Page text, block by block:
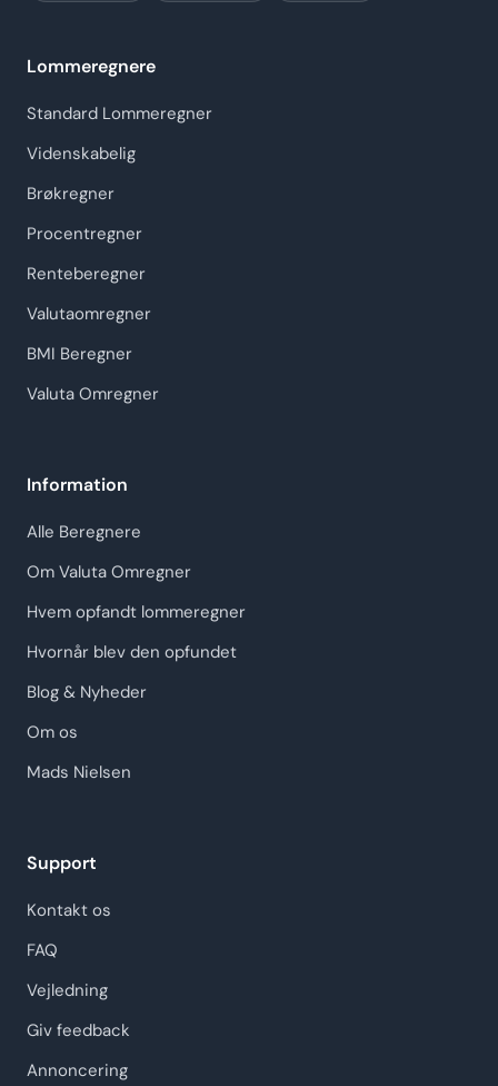
Lommeregnere
Standard Lommeregner
Videnskabelig
Brøkregner
Procentregner
Renteberegner
Valutaomregner
BMI Beregner
Valuta Omregner
Information
Alle Beregnere
Om Valuta Omregner
Hvem opfandt lommeregner
Hvornår blev den opfundet
Blog & Nyheder
Om os
Mads Nielsen
Support
Kontakt os
FAQ
Vejledning
Giv feedback
Annoncering